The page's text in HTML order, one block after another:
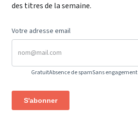
des titres de la semaine.
Votre adresse email
GratuitAbsence de spamSans engagement
S'abonner